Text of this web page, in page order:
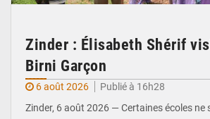
Zinder : Élisabeth Shérif
Birni Garçon
6 août 2026
Publié à 16h28
Zinder, 6 août 2026 — Certaines écoles ne